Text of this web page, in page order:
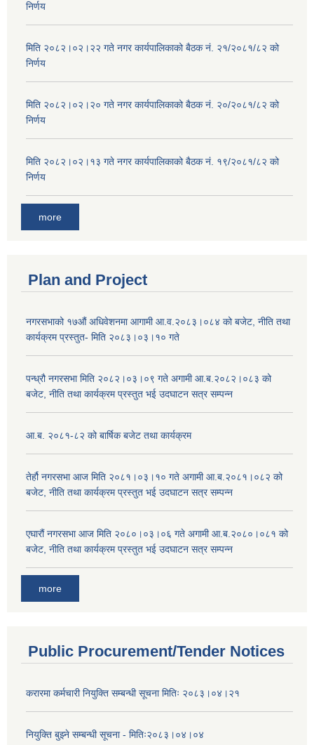
निर्णय
मिति २०८२।०२।२२ गते नगर कार्यपालिकाको बैठक नं. २१/२०८१/८२ को
निर्णय
मिति २०८२।०२।२० गते नगर कार्यपालिकाको बैठक नं. २०/२०८१/८२ को
निर्णय
मिति २०८२।०२।१३ गते नगर कार्यपालिकाको बैठक नं. १९/२०८१/८२ को
निर्णय
more
Plan and Project
नगरसभाको १७औं अधिवेशनमा आगामी आ.व.२०८३।०८४ को बजेट, नीति तथा
कार्यक्रम प्रस्तुत- मिति २०८३।०३।१० गते
पन्ध्रौ नगरसभा मिति २०८२।०३।०९ गते अगामी आ.ब.२०८२।०८३ को
बजेट, नीति तथा कार्यक्रम प्रस्तुत भई उदघाटन सत्र सम्पन्न
आ.ब. २०८१-८२ को बार्षिक बजेट तथा कार्यक्रम
तेर्हौ नगरसभा आज मिति २०८१।०३।१० गते अगामी आ.ब.२०८१।०८२ को
बजेट, नीति तथा कार्यक्रम प्रस्तुत भई उदघाटन सत्र सम्पन्न
एघारौं नगरसभा आज मिति २०८०।०३।०६ गते अगामी आ.ब.२०८०।०८१ को
बजेट, नीति तथा कार्यक्रम प्रस्तुत भई उदघाटन सत्र सम्पन्न
more
Public Procurement/Tender Notices
करारमा कर्मचारी नियुक्ति सम्बन्धी सूचना मितिः २०८३।०४।२१
नियुक्ति बुझ्ने सम्बन्धी सूचना - मितिः२०८३।०४।०४